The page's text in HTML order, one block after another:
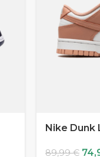
Nike Dunk
89,99€